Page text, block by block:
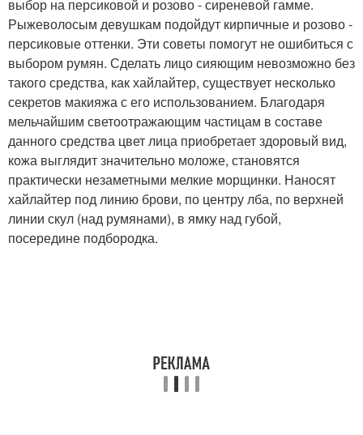
выбор на персиковой и розово - сиреневой гамме.
Рыжеволосым девушкам подойдут кирпичные и розово -
персиковые оттенки. Эти советы помогут не ошибиться с
выбором румян. Сделать лицо сияющим невозможно без
такого средства, как хайлайтер, существует несколько
секретов макияжа с его использованием. Благодаря
мельчайшим светоотражающим частицам в составе
данного средства цвет лица приобретает здоровый вид,
кожа выглядит значительно моложе, становятся
практически незаметными мелкие морщинки. Наносят
хайлайтер под линию брови, по центру лба, по верхней
линии скул (над румянами), в ямку над губой,
посередине подбородка.